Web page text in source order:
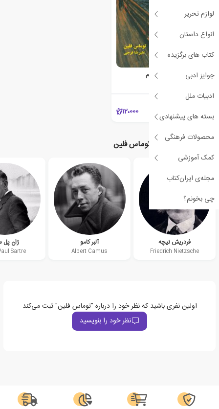
لوازم تحریر
انواع داستان
کتاب های برگزیده
جوایز ادبی
ادبیات ملل
بسته های پیشنهادی
محصولات فرهنگی
کمک آموزشی
مجله‌ی ایران‌کتاب
چی بخونم؟
درآمدی بر اگزیستانسیالیسم
12،000
نویسندگان مرتبط با توماس فلین
فردریش نیچه
Friedrich Nietzsche
آلبر کامو
Albert Camus
ژان پل
Sartre
اولین نفری باشید که نظر خود را درباره "توماس فلین" ثبت می‌کند
نظر خود را بنویسید